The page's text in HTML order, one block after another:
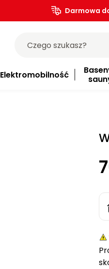
Darmowa
Elektromobilność